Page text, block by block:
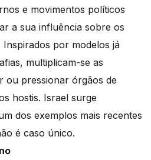
e movimentos políticos
a sua influência sobre os
Inspirados por modelos já
multiplicam-se as
ou pressionar órgãos de
hostis. Israel surge
dos exemplos mais recentes
é caso único.